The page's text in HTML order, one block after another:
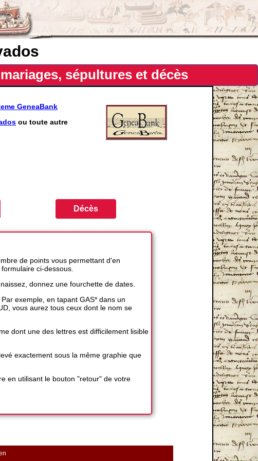
sépultures et décès
GeneaBank
ou toute autre
de points vous permettant d'en
ci-dessous.
donnez une fourchette de dates.
exemple, en tapant GAS* dans un
vous aurez tous ceux dont le nom se
dont une des lettres est difficilement lisible
exactement sous la même graphie que
en utilisant le bouton "retour" de votre